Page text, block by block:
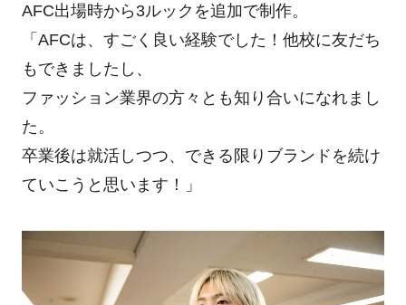
AFC出場時から3ルックを追加で制作。
「AFCは、すごく良い経験でした！他校に友だち
もできましたし、
ファッション業界の方々とも知り合いになれまし
た。
卒業後は就活しつつ、できる限りブランドを続け
ていこうと思います！」